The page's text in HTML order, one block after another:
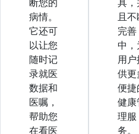
病情。
它还可
以让您
随时记
录就医
数据和
医嘱，
帮助您
在看医
且
完善
中，
用户
供更
便捷
健康
理服
务。